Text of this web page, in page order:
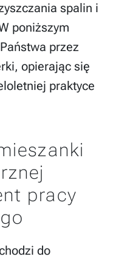
spalin i
poniższym
przez
opierając się
praktyce
pracy
do